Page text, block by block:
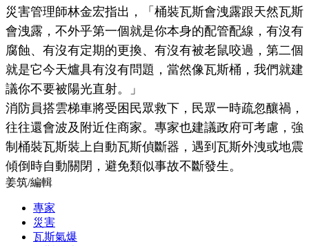
災害管理師林金宏指出，「桶裝瓦斯會洩露跟天然瓦斯
會洩露，不外乎第一個就是你本身的配管配線，有沒有
腐蝕、有沒有定期的更換、有沒有被老鼠咬過，第二個
就是它今天爐具有沒有問題，當然像瓦斯桶，我們就建
議你不要被陽光直射。」
消防員搭雲梯車將受困民眾救下，民眾一時疏忽釀禍，
往往還會波及附近住商家。專家也建議政府可考慮，強
制桶裝瓦斯裝上自動瓦斯偵斷器，遇到瓦斯外洩或地震
傾倒時自動關閉，避免類似事故不斷發生。
姜筑/編輯
專家
災害
瓦斯氣爆